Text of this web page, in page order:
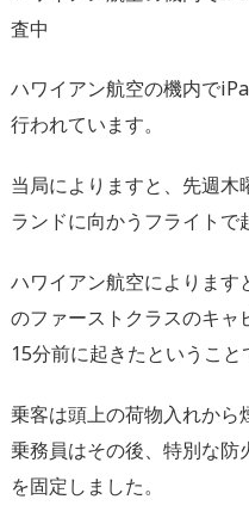
査中
ハワイアン航空の機内で
行われています。
当局によりますと、先週木
ランドに向かうフライトで
ハワイアン航空によります
のファーストクラスのキャ
15分前に起きたということ
乗客は頭上の荷物入れから
乗務員はその後、特別な防
を固定しました。